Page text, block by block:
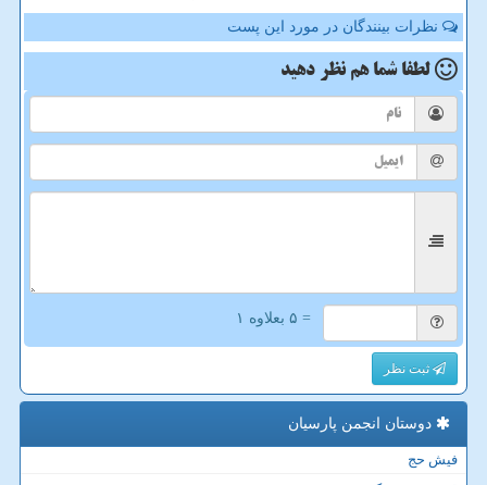
نظرات بینندگان در مورد این پست
لطفا شما هم نظر دهید
= ۵ بعلاوه ۱
ثبت نظر
دوستان انجمن پارسیان
فیش حج